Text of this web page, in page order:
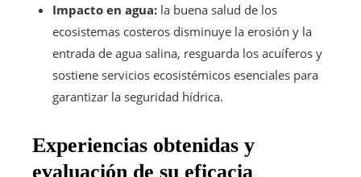
Impacto en agua: la buena salud de los
ecosistemas costeros disminuye la erosión y la
entrada de agua salina, resguarda los acuíferos y
sostiene servicios ecosistémicos esenciales para
garantizar la seguridad hídrica.
Experiencias obtenidas y
evaluación de su eficacia